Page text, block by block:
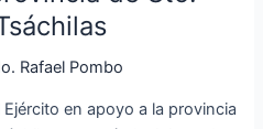
Rafael Pombo
en apoyo a la provincia